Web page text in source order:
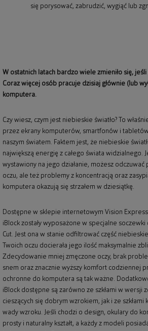
się porysować, zabrudzić, wygiąć lub
W ostatnich latach bardzo wiele zmieniło się,
Coraz więcej osób pracuje dzisiaj głównie (lub
komputera.
Czy wiesz, czym jest niebieskie światło? To
przez ekrany komputerów, smartfonów i
naszym światem. Faktem jest, że niebieskie
największą energię z całego świata widzialnego.
wystawiony na jego działanie, możesz
oczu, ale też problemy z koncentracją oraz
komputera okazują się strzałem w dziesiątkę.
Dostępne w sklepie internetowym Vision
iBlock zostały wyposażone w specjalne soczewki
Cut. Jest ona w stanie odfiltrować część
Twoich oczu docierała jego ilość maksymalnie
Zdecydowanie mniej zmęczone oczy, brak
snem oraz znacznie wyższy komfort codziennej
ochronne do komputera są tak ważne.
iBlock dostępne są zarówno ze szkłami w wersji
cieszących się dobrym wzrokiem, jak i ze
wady wzroku. Jeśli chodzi o design, okulary do
prosty i naturalny kształt, a każdy z modeli